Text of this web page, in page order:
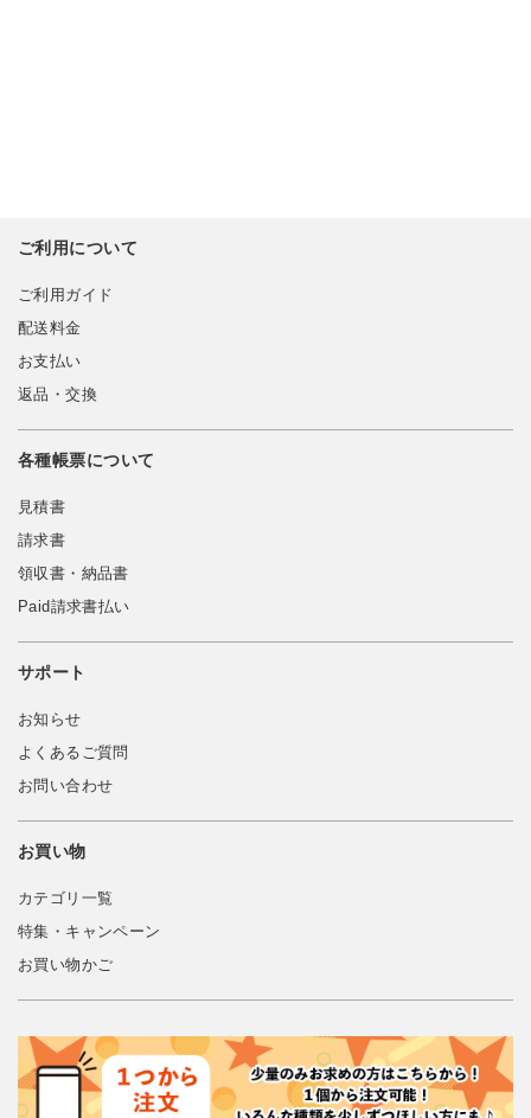
ご利用について
ご利用ガイド
配送料金
お支払い
返品・交換
各種帳票について
見積書
請求書
領収書・納品書
Paid請求書払い
サポート
お知らせ
よくあるご質問
お問い合わせ
お買い物
カテゴリ一覧
特集・キャンペーン
お買い物かご